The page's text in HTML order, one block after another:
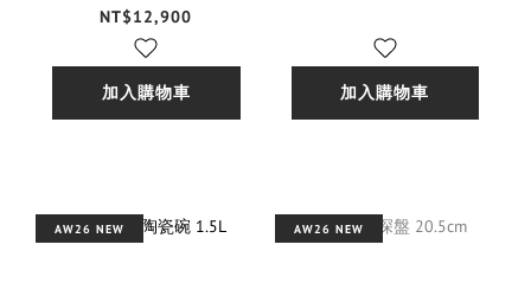
後背包
NT$12,900
加入購物車 加入購物車
AW26 NEW AW26 NEW